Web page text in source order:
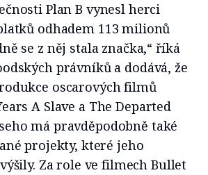
Plan B vynesl herci
odhadem 113 milionů
se z něj stala značka,“ říká
právníků a dodává, že
oscarových filmů
A Slave a The Departed
má pravděpodobně také
projekty, které jeho
Za role ve filmech Bullet